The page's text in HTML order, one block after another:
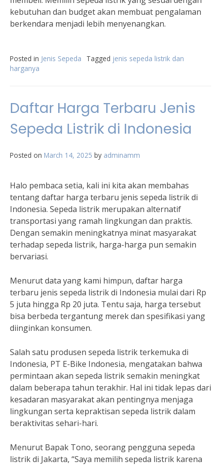
kebutuhan dan budget akan membuat pengalaman
berkendara menjadi lebih menyenangkan.
Posted in Jenis Sepeda Tagged jenis sepeda listrik dan
harganya
Daftar Harga Terbaru Jenis
Sepeda Listrik di Indonesia
Posted on March 14, 2025 by adminamm
Halo pembaca setia, kali ini kita akan membahas
tentang daftar harga terbaru jenis sepeda listrik di
Indonesia. Sepeda listrik merupakan alternatif
transportasi yang ramah lingkungan dan praktis.
Dengan semakin meningkatnya minat masyarakat
terhadap sepeda listrik, harga-harga pun semakin
bervariasi.
Menurut data yang kami himpun, daftar harga
terbaru jenis sepeda listrik di Indonesia mulai dari Rp
5 juta hingga Rp 20 juta. Tentu saja, harga tersebut
bisa berbeda tergantung merek dan spesifikasi yang
diinginkan konsumen.
Salah satu produsen sepeda listrik terkemuka di
Indonesia, PT E-Bike Indonesia, mengatakan bahwa
permintaan akan sepeda listrik semakin meningkat
dalam beberapa tahun terakhir. Hal ini tidak lepas dari
kesadaran masyarakat akan pentingnya menjaga
lingkungan serta kepraktisan sepeda listrik dalam
beraktivitas sehari-hari.
Menurut Bapak Tono, seorang pengguna sepeda
listrik di Jakarta, “Saya memilih sepeda listrik karena